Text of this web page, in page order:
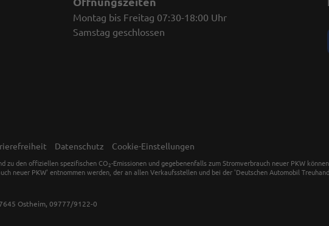
Montag bis Freitag 07:30-18:00 Uhr
Samstag geschlossen
Datenschutz Cookie-Einstellungen
zu den offiziellen spezifischen CO 2-Emissionen und gegebenenfalls zum Stromverbrauch neuer PKW
neuer PKW' entnommen werden, der an allen Verkaufsstellen und bei der 'Deutschen Automobil
Ostheim, 09777/9122-0